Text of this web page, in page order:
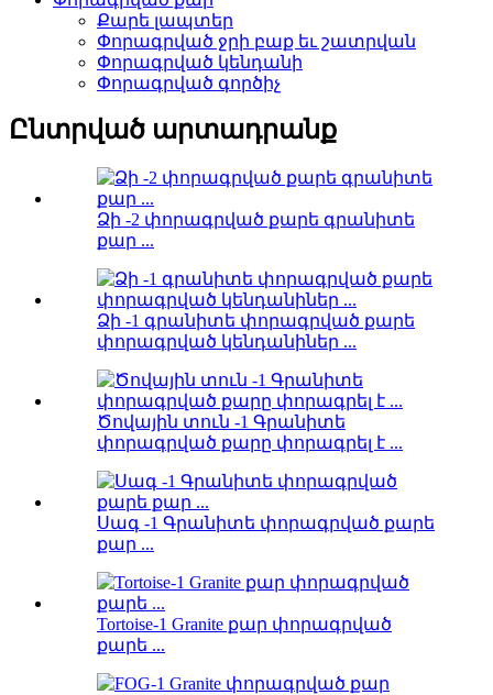
Քարե լապտեր
Փորագրված ջրի բաք եւ շատրվան
Փորագրված կենդանի
Փորագրված գործիչ
Ընտրված արտադրանք
Ձի -2 փորագրված քարե գրանիտե
քար ...
Ձի -1 գրանիտե փորագրված քարե
փորագրված կենդանիներ ...
Ծովային տուն -1 Գրանիտե
փորագրված քարը փորագրել է ...
Սագ -1 Գրանիտե փորագրված քարե
քար ...
Tortoise-1 Granite քար փորագրված
քարե ...